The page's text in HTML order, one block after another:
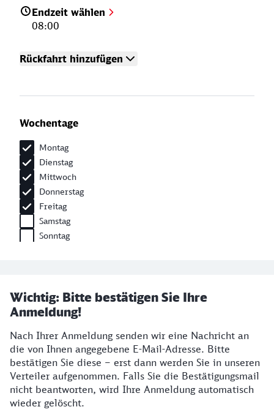
Wichtig: Bitte bestätigen Sie Ihre
Anmeldung!
Nach Ihrer Anmeldung senden wir eine Nachricht an
die von Ihnen angegebene E-Mail-Adresse. Bitte
bestätigen Sie diese – erst dann werden Sie in unseren
Verteiler aufgenommen. Falls Sie die Bestätigungsmail
nicht beantworten, wird Ihre Anmeldung automatisch
wieder gelöscht.